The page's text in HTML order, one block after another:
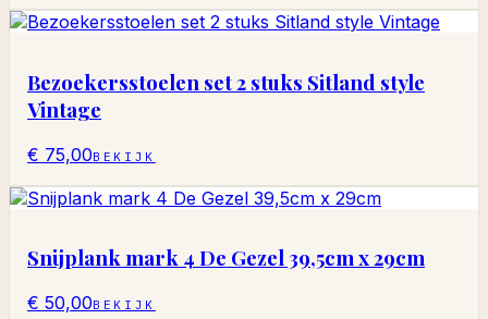
Bezoekersstoelen set 2 stuks Sitland style
Vintage
€ 75,00BEKIJK
Snijplank mark 4 De Gezel 39,5cm x 29cm
€ 50,00BEKIJK